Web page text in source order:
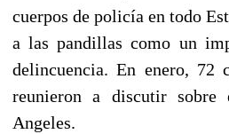
cuerpos de policía en todo
a las pandillas como un
delincuencia. En enero, 72
reunieron a discutir sobre
Angeles.